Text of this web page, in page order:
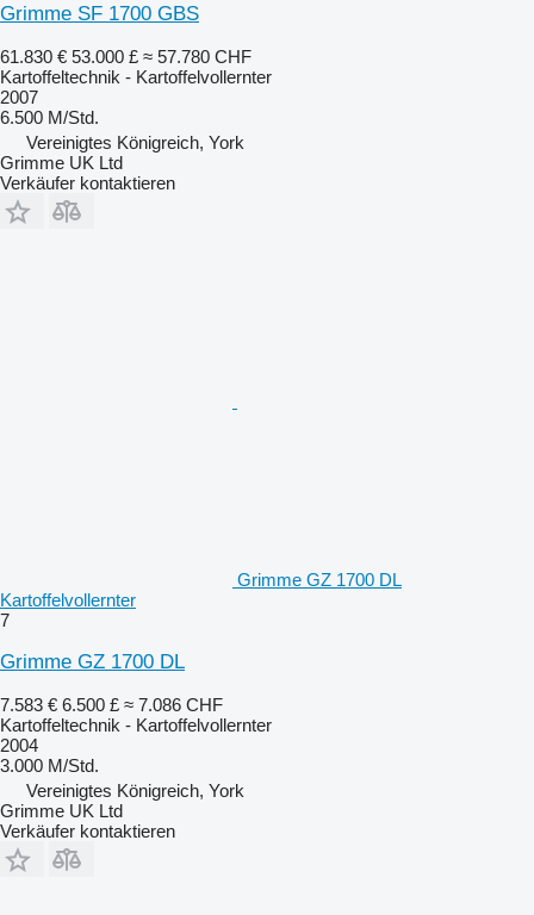
Grimme SF 1700 GBS
61.830 € 53.000 £ ≈ 57.780 CHF
Kartoffeltechnik - Kartoffelvollernter
2007
6.500 M/Std.
Vereinigtes Königreich, York
Grimme UK Ltd
Verkäufer kontaktieren
Grimme GZ 1700 DL
Kartoffelvollernter
7
Grimme GZ 1700 DL
7.583 € 6.500 £ ≈ 7.086 CHF
Kartoffeltechnik - Kartoffelvollernter
2004
3.000 M/Std.
Vereinigtes Königreich, York
Grimme UK Ltd
Verkäufer kontaktieren